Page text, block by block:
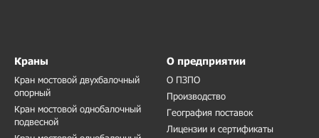
Краны
Кран мостовой двухбалочный
опорный
Кран мостовой однобалочный
подвесной
О предприятии
О ПЗПО
Производство
География поставок
Лицензии и сертификаты